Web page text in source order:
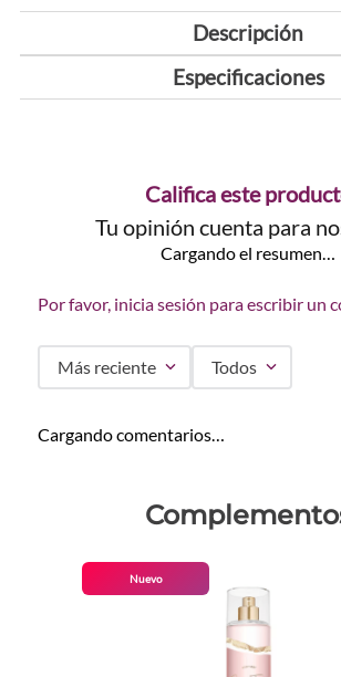
Descripción
Especificaciones
Califica este
Tu opinión cuenta para
Cargando el resumen…
Por favor, inicia sesión para escribir un
Más reciente Todos
Cargando comentarios…
Nuevo